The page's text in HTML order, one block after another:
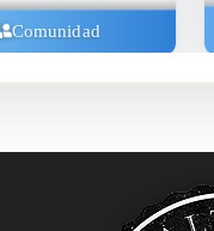
Comunidad